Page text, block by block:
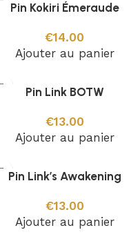
Pin Kokiri Émeraude
€14.00
Ajouter au panier
Pin Link BOTW
€13.00
Ajouter au panier
Pin Link’s Awakening
€13.00
Ajouter au panier